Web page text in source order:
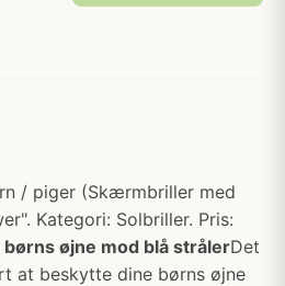
/ piger (Skærmbriller med
Kategori: Solbriller. Pris:
øjne mod blå strålerDet
at beskytte dine børns øjne